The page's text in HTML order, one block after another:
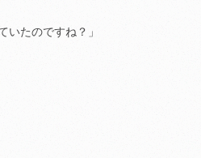
いたのですね？」